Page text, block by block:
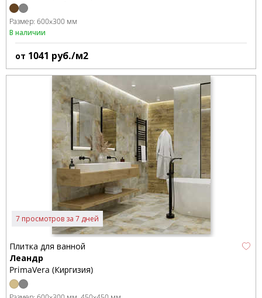
Размер: 600x300 мм
В наличии
от 1041 руб./м2
7 просмотров за 7 дней
Плитка для ванной
Леандр
PrimaVera (Киргизия)